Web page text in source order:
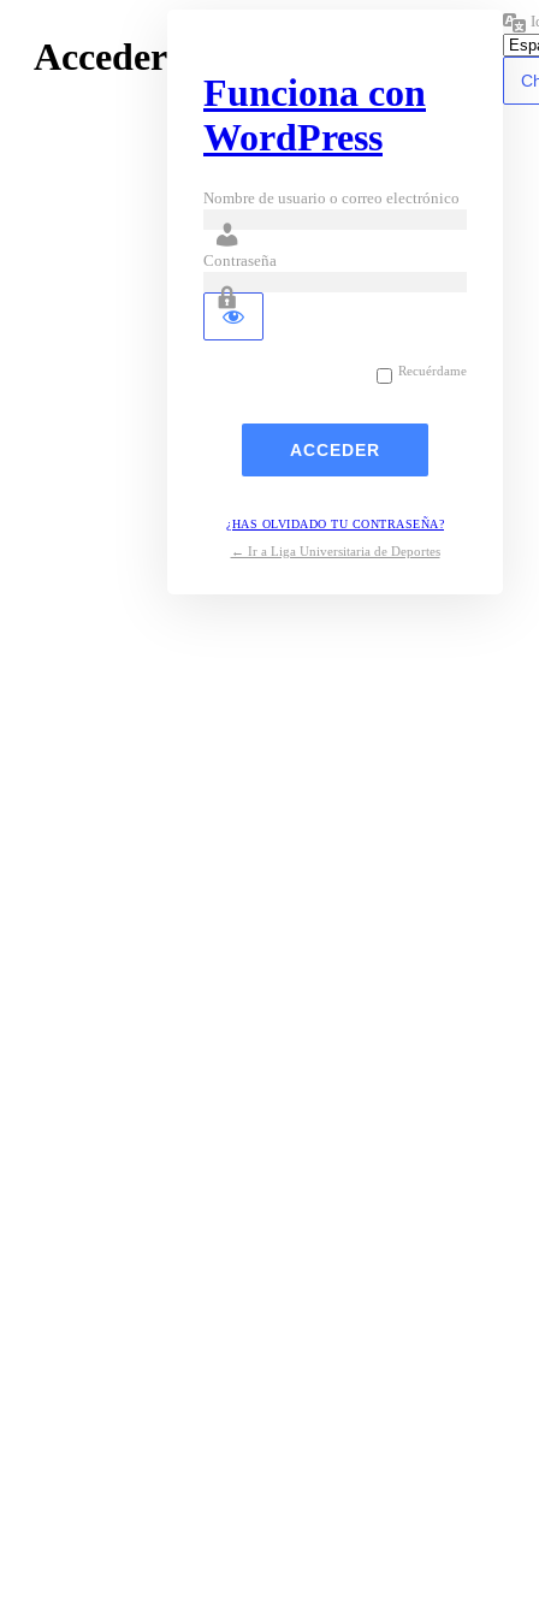
Acceder
Funciona con
WordPress
Nombre de usuario o correo electrónico
Contraseña
Recuérdame
¿HAS OLVIDADO TU CONTRASEÑA?
← Ir a Liga Universitaria de Deportes